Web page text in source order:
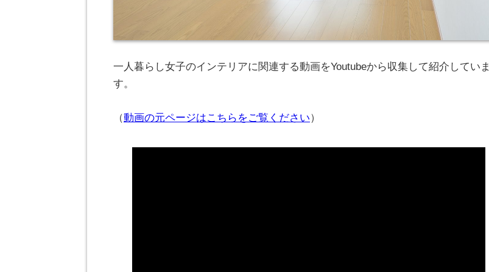
一人暮らし女子のインテリアに関連する動画をYoutubeから収集して紹介していま
す。
（動画の元ページはこちらをご覧ください）